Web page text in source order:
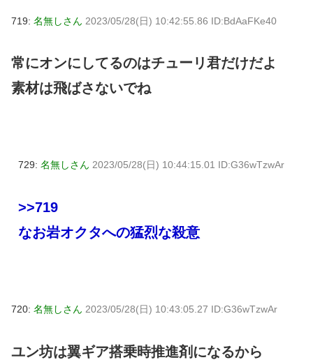
719: 名無しさん 2023/05/28(日) 10:42:55.86 ID:BdAaFKe40
常にオンにしてるのはチューリ君だけだよ
素材は飛ばさないでね
729: 名無しさん 2023/05/28(日) 10:44:15.01 ID:G36wTzwAr
>>719
なお岩オクタへの猛烈な殺意
720: 名無しさん 2023/05/28(日) 10:43:05.27 ID:G36wTzwAr
ユン坊は翼ギア搭乗時推進剤になるから